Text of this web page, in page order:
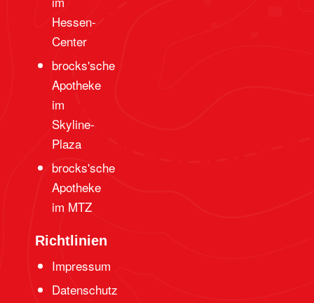
Hessen-
Center
brocks'sche
Apotheke
im
Skyline-
Plaza
brocks'sche
Apotheke
im MTZ
Richtlinien
Impressum
Datenschutz